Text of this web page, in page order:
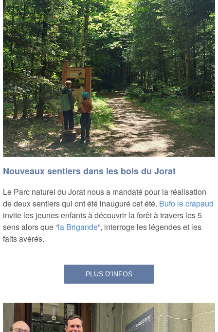
Nouveaux sentiers dans les bois du Jorat
Le Parc naturel du Jorat nous a mandaté pour la réalisation
dedeux sentiersqui ont été inauguré cet été. Bufo le crapaud
invite les jeunes enfants à découvrir la forêt à travers les 5
sens alors que “la Brigande”, interroge les légendes et les
faits avérés.
PLUS D’INFOS